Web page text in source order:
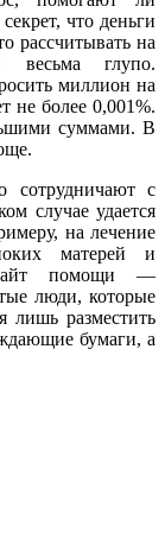
что деньги
рассчитывать на
весьма глупо.
миллион на
не более 0,001%.
суммами. В
сотрудничают с
случае удается
на лечение
матерей и
помощи —
люди, которые
лишь разместить
бумаги, а